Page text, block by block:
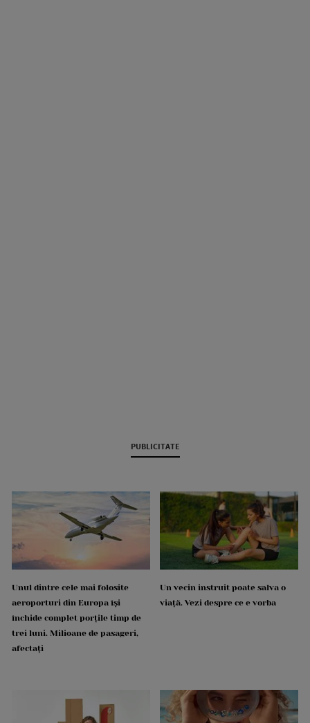
PUBLICITATE
Unul dintre cele mai folosite
aeroporturi din Europa își
închide complet porțile timp de
trei luni. Milioane de pasageri,
afectați
Un vecin instruit poate salva o
viață. Vezi despre ce e vorba